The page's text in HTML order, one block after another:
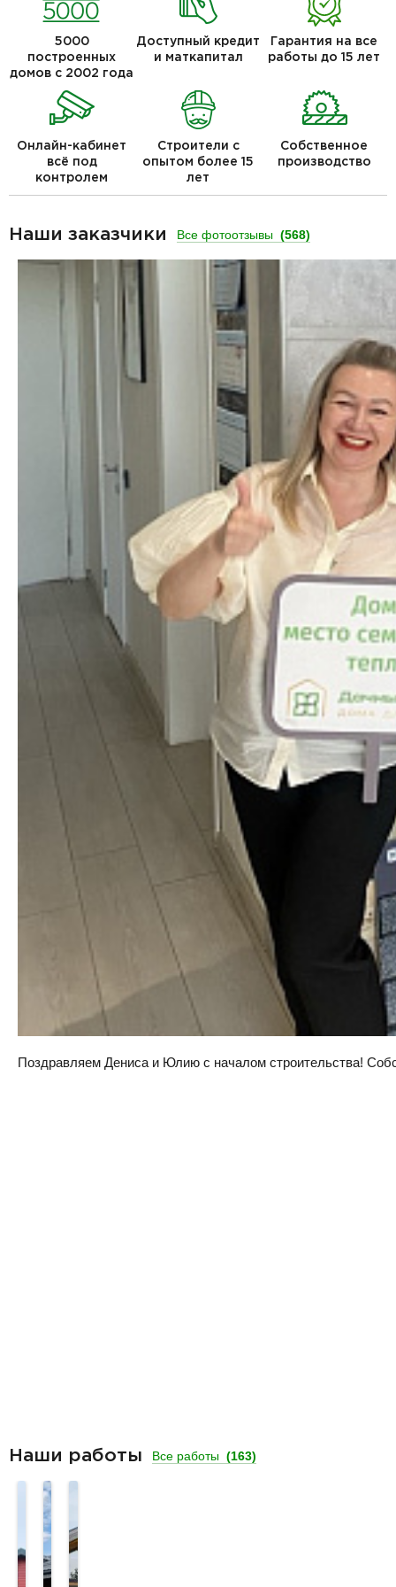
5000
построенных
домов с 2002 года
Доступный кредит
и маткапитал
Гарантия на все
работы до 15 лет
Онлайн-кабинет
всё под
контролем
Строители с
опытом более 15
лет
Собственное
производство
Наши заказчики Все фотоотзывы (568)
Поздравляем Дениса и Юлию с началом строительства!
Наши работы Все работы (163)